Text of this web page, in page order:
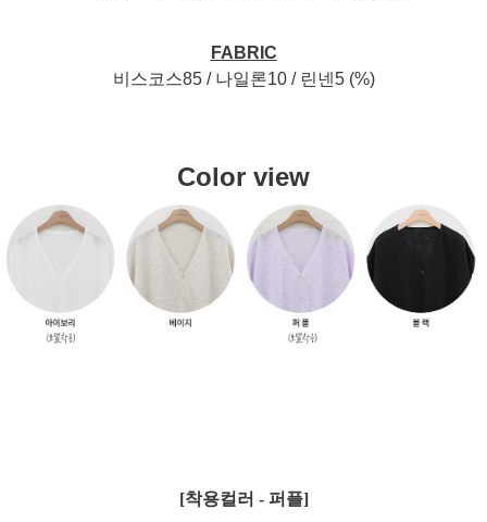
FABRIC
비스코스85 / 나일론10 / 린넨5 (%)
Color view
[착용컬러 - 퍼플]